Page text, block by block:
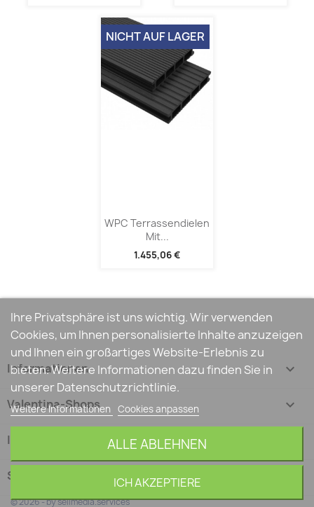
WPC Terrassendielen
Mit...
1.455,06 €
NICHT AUF LAGER
Informationen 
Valentina-Shops 
Ihr Konto
Shop-Einstellungen
Ihre Privatsphäre ist uns wichtig. Wir verwenden
Cookies, um Ihnen personalisierte Inhalte anzuzeigen
und Ihnen ein großartiges Website-Erlebnis zu
bieten. Weitere Informationen dazu finden Sie in
unserer Datenschutzrichtlinie.
Weitere Informationen Cookies anpassen
ALLE ABLEHNEN
ICH AKZEPTIERE
© 2026 - by sellmedia.services